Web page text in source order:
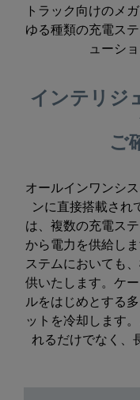
トラック向けのメ
ゆる種類の充電ス
ューシ
インテリジ
ご
オールインワンシ
ンに直接搭載され
は、複数の充電ス
から電力を供給し
ステムにおいても
供いたします。ケ
ルをはじめとする
ットを冷却します
れるだけでなく、